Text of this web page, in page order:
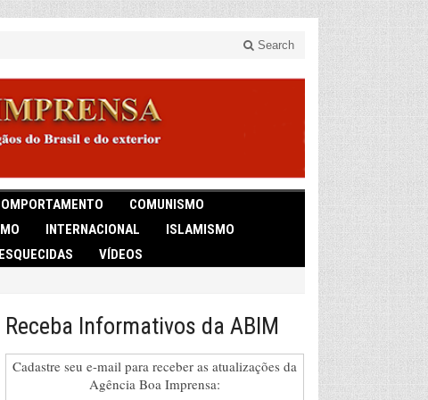
Search
COMUNISMO
INTERNACIONAL
ISLAMISMO
VÍDEOS
Receba Informativos da ABIM
Cadastre seu e-mail para receber as atualizações da
Agência Boa Imprensa: